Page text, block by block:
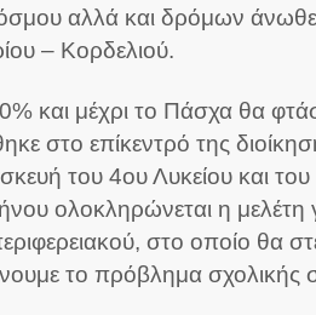
αλλά και δρόμων
– Κορδελιού.
και μέχρι το Πάσχα θα
στο επίκεντρό της
του 4ου Λυκείου και
ολοκληρώνεται η μελέτη
στο οποίο θα
το πρόβλημα